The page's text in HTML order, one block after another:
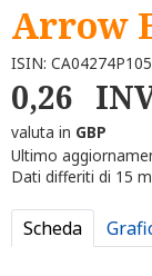
Arrow
ISIN:
0,26
valuta in GBP
Ultimo
Dati differiti di 15
Scheda